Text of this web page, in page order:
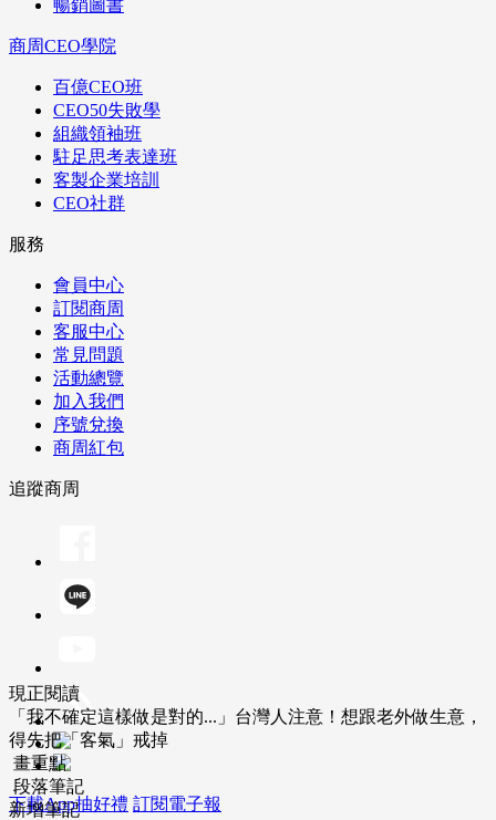
暢銷圖書
商周CEO學院
百億CEO班
CEO50失敗學
組織領袖班
駐足思考表達班
客製企業培訓
CEO社群
服務
會員中心
訂閱商周
客服中心
常見問題
活動總覽
加入我們
序號兌換
商周紅包
追蹤商周
下載App抽好禮 訂閱電子報
現正閱讀
「我不確定這樣做是對的...」台灣人注意！想跟老外做生意，
得先把「客氣」戒掉
畫重點
段落筆記
新增筆記